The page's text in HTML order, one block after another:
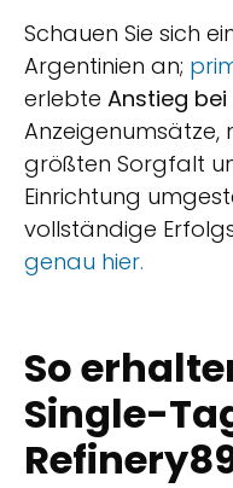
Schauen Sie sich
Argentinien an;
erlebte Anstieg bei
größten Sorgfalt
Einrichtung
vollständige
genau hier.
So
Single-